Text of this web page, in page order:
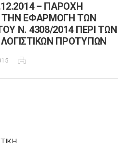
– ΠΑΡΟΧΗ
ΤΗΝ ΕΦΑΡΜΟΓΗ ΤΩΝ
Ν. 4308/2014 ΠΕΡΙ ΤΩΝ
ΠΡΟΤΥΠΩΝ